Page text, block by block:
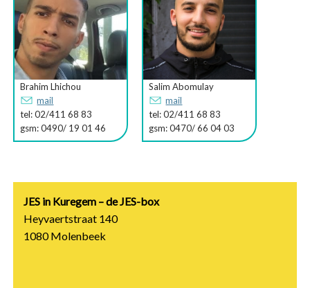
Brahim Lhichou
mail
tel: 02/411 68 83
gsm: 0490/ 19 01 46
Salim Abomulay
mail
tel: 02/411 68 83
gsm: 0470/ 66 04 03
JES in Kuregem – de JES-box
Heyvaertstraat 140
1080 Molenbeek